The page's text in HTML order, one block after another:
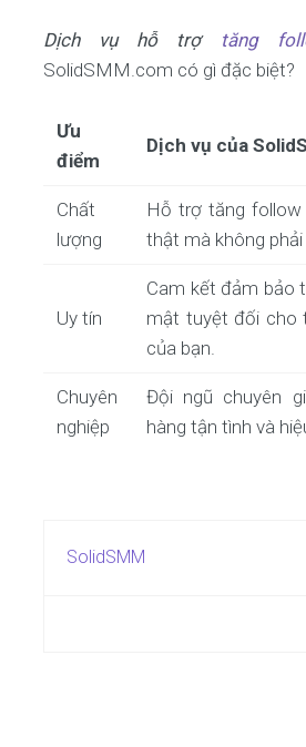
Dịch vụ hỗ trợ tăng
SolidSMM.com có gì đặc biệt?
Ưu
điểm
Dịch vụ của
Chất
lượng
Hỗ trợ tăng follow
thật mà không phải
Uy tín
Cam kết đảm bảo
mật tuyệt đối cho
của bạn.
Chuyên
nghiệp
Đội ngũ chuyên
hàng tận tình và
SolidSMM